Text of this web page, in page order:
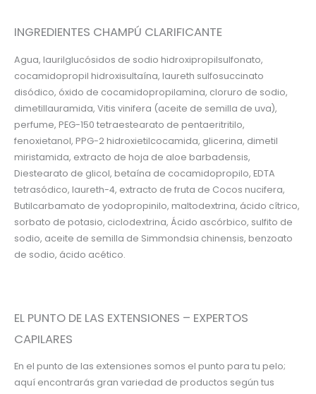
INGREDIENTES CHAMPÚ CLARIFICANTE
Agua, laurilglucósidos de sodio hidroxipropilsulfonato,
cocamidopropil hidroxisultaína, laureth sulfosuccinato
disódico, óxido de cocamidopropilamina, cloruro de sodio,
dimetillauramida, Vitis vinifera (aceite de semilla de uva),
perfume, PEG-150 tetraestearato de pentaeritritilo,
fenoxietanol, PPG-2 hidroxietilcocamida, glicerina, dimetil
miristamida, extracto de hoja de aloe barbadensis,
Diestearato de glicol, betaína de cocamidopropilo, EDTA
tetrasódico, laureth-4, extracto de fruta de Cocos nucifera,
Butilcarbamato de yodopropinilo, maltodextrina, ácido cítrico,
sorbato de potasio, ciclodextrina, Ácido ascórbico, sulfito de
sodio, aceite de semilla de Simmondsia chinensis, benzoato
de sodio, ácido acético.
EL PUNTO DE LAS EXTENSIONES – EXPERTOS
CAPILARES
En el punto de las extensiones somos el punto para tu pelo;
aquí encontrarás gran variedad de productos según tus